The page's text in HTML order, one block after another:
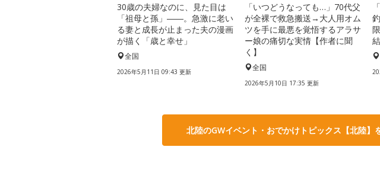
30歳の夫婦なのに、見た目は
「祖母と孫」――。急激に老い
る妻と成長が止まった夫の漫画
が描く「歳と幸せ」
全国
2026年5月11日 09:43 更新
「いつどうなっても…」70代父
が全裸で救急搬送→大人用オム
ツを手に最悪を覚悟するアラサ
ー娘の痛切な実情【作者に聞
く】
全国
2026年5月10日 17:35 更新
北陸のGWイベント・おでかけトピックス【北陸】